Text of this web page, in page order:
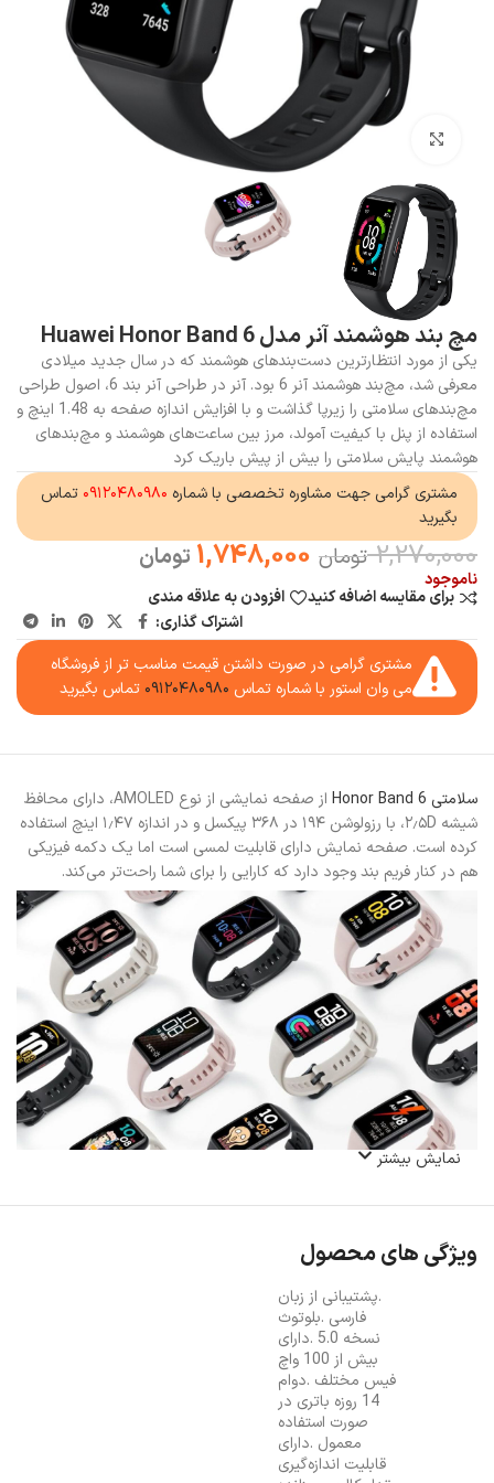
بزرگنمایی تصویر
مچ بند هوشمند آنر مدل Huawei Honor Band 6
یکی از مورد انتظارترین دست‌بند‍‌های هوشمند که در سال جدید میلادی
معرفی شد، مچ‌بند هوشمند آنر 6 بود. آنر در طراحی آنر بند 6، اصول طراحی
مچ‌‌بند‌های سلامتی را زیرپا گذاشت و با افزایش اندازه صفحه به 1.48 اینچ و
استفاده از پنل با کیفیت آمولد، مرز بین ساعت‌های هوشمند و مچ‌بند‌های
هوشمند پایش سلامتی را بیش از پیش باریک کرد
مشتری گرامی جهت مشاوره تخصصی با شماره ۰۹۱۲۰۴۸۰۹۸۰ تماس
بگیرید
2,270,000 تومان 1,748,000 تومان
ناموجود
برای مقایسه اضافه کنید
افزودن به علاقه مندی
اشتراک گذاری:
مشتری گرامی در صورت داشتن قیمت مناسب تر از فروشگاه
می وان استور با شماره تماس ۰۹۱۲۰۴۸۰۹۸۰ تماس بگیرید
سلامتی Honor Band 6
از صفحه نمایشی از نوع AMOLED، دارای محافظ
شیشه ۲٫۵D، با رزولوشن ۱۹۴ در ۳۶۸ پیکسل و در اندازه ۱٫۴۷ اینچ استفاده
کرده است. صفحه نمایش دارای قابلیت لمسی است اما یک دکمه فیزیکی
هم در کنار فریم بند وجود دارد که کارایی را برای شما راحت‌تر می‌کند.
نمایش بیشتر
ویژگی های محصول
.پشتیبانی از زبان
فارسی .بلوتوث
نسخه 5.0 .دارای
بیش از 100 واچ
فیس مختلف .دوام
14 روزه باتری در
صورت استفاده
معمول .دارای
قابلیت اندازه‌گیری